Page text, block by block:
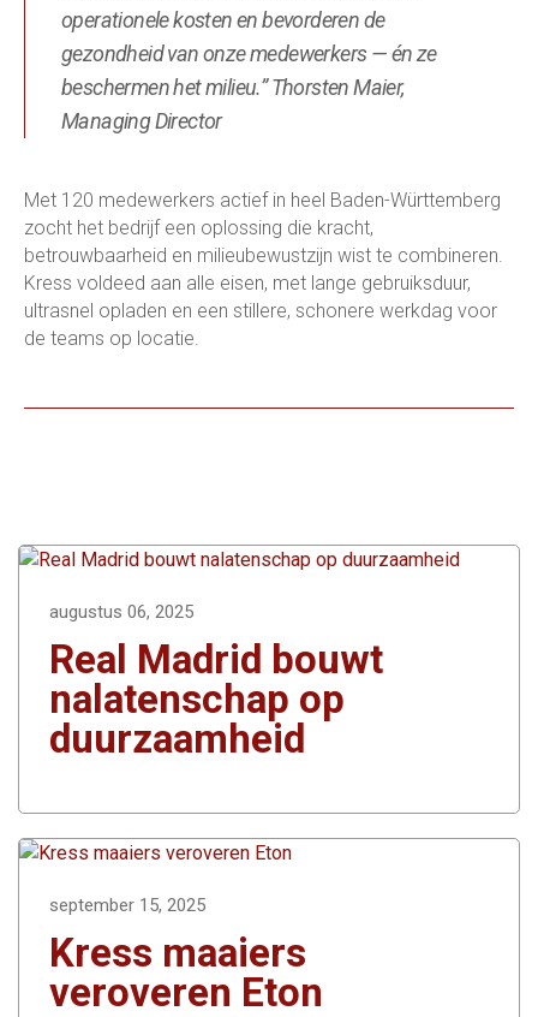
operationele kosten en bevorderen de
gezondheid van onze medewerkers — én ze
beschermen het milieu.” Thorsten Maier,
Managing Director
Met 120 medewerkers actief in heel Baden-Württemberg
zocht het bedrijf een oplossing die kracht,
betrouwbaarheid en milieubewustzijn wist te combineren.
Kress voldeed aan alle eisen, met lange gebruiksduur,
ultrasnel opladen en een stillere, schonere werkdag voor
de teams op locatie.
augustus 06, 2025
Real Madrid bouwt
nalatenschap op
duurzaamheid
september 15, 2025
Kress maaiers
veroveren Eton